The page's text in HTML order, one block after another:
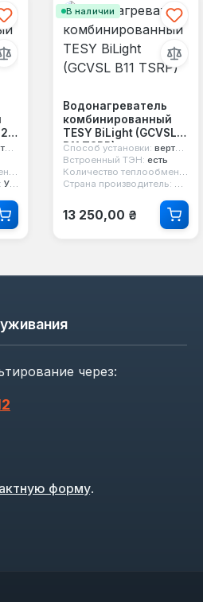
Количество теплообменников:
Украина
В наличии
Водонагреватель
комбинированный
TESY BiLight (GCVSL
B11 TSRP)
Способ установки: вертикальный
Встроенный ТЭН: есть
Количество теплообменников:
Страна производитель:
Обычная цена:
13 250,00 ₴
через:
форму.